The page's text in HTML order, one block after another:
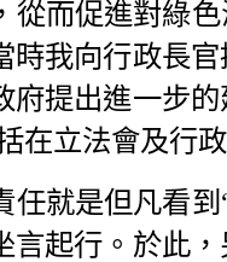
從而促進對綠
時我向行政長
府提出進一步
在立法會及行
任就是但凡看
言起行。於此